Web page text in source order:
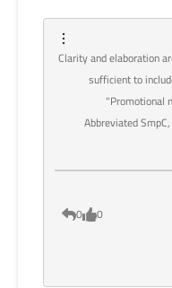
Clarity and elaboration
sufficient to
"Promotional
Abbreviated
0
0